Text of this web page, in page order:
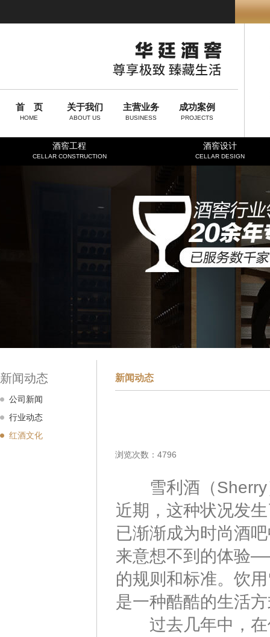
首 页
HOME
关于我们
ABOUT US
主营业务
BUSINESS
成功案例
PROJECTS
酒窖工程
CELLAR CONSTRUCTION
酒窖设计
CELLAR DESIGN
新闻动态
公司新闻
行业动态
红酒文化
新闻动态
浏览次数：4796
雪利酒（Sherry
近期，这种状况发
已渐渐成为时尚酒
来意想不到的体验
的规则和标准。饮
是一种酷酷的生活
过去几年中，在